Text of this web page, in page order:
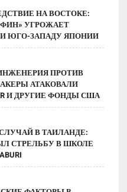
НА ВОСТОКЕ:
УГРОЖАЕТ
ЮГО-ЗАПАДУ ЯПОНИИ
ПРОТИВ
АТАКОВАЛИ
И ДРУГИЕ ФОНДЫ США
В ТАИЛАНДЕ:
СТРЕЛЬБУ В ШКОЛЕ